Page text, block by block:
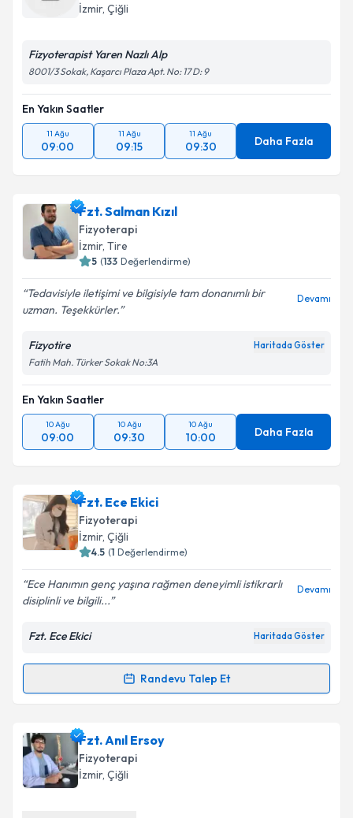
İzmir, Çiğli
Fizyoterapist Yaren Nazlı Alp
8001/3 Sokak, Kaşarcı Plaza Apt. No: 17 D: 9
En Yakın Saatler
11 Ağu
09:00
11 Ağu
09:15
11 Ağu
09:30 Daha Fazla
Fzt. Salman Kızıl
Fizyoterapi
İzmir, Tire
5 (133 Değerlendirme)
Tedavisiyle iletişimi ve bilgisiyle tam donanımlı bir
uzman. Teşekkürler.
Devamı
Fizyotire Haritada Göster
Fatih Mah. Türker Sokak No:3A
En Yakın Saatler
10 Ağu
09:00
10 Ağu
09:30
10 Ağu
10:00 Daha Fazla
Fzt. Ece Ekici
Fizyoterapi
İzmir, Çiğli
4.5 (1 Değerlendirme)
Ece Hanımın genç yaşına rağmen deneyimli istikrarlı
disiplinli ve bilgili...
Devamı
Fzt. Ece Ekici Haritada Göster
Randevu Talep Et
Randevu Takvimi Talebi
Fzt. Ece Ekiciiçin randevu takvimi talebi oluşturun.
Size bu uzmandan randevu almanız için bir takvim
hazırlandığında e-posta ile bilgilendireceğiz.
Fzt. Anıl Ersoy
Fizyoterapi
İzmir, Çiğli